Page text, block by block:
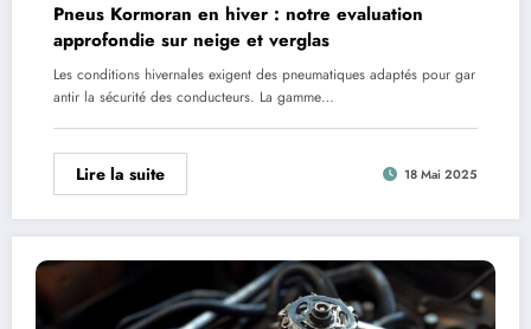
Pneus Kormoran en hiver : notre evaluation
approfondie sur neige et verglas
Les conditions hivernales exigent des pneumatiques adaptés pour gar
antir la sécurité des conducteurs. La gamme…
Lire la suite 18 Mai 2025